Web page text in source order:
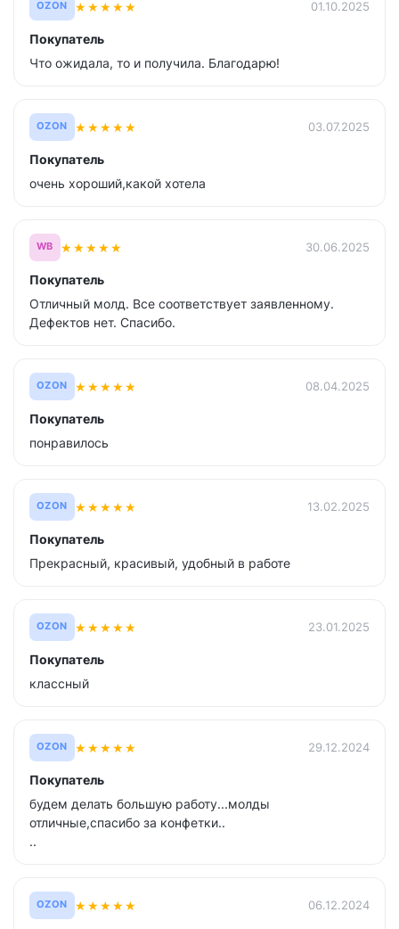
OZON ★★★★★ 01.10.2025
Покупатель
Что ожидала, то и получила. Благодарю!
OZON ★★★★★ 03.07.2025
Покупатель
очень хороший,какой хотела
WB ★★★★★ 30.06.2025
Покупатель
Отличный молд. Все соответствует заявленному.
Дефектов нет. Спасибо.
OZON ★★★★★ 08.04.2025
Покупатель
понравилось
OZON ★★★★★ 13.02.2025
Покупатель
Прекрасный, красивый, удобный в работе
OZON ★★★★★ 23.01.2025
Покупатель
классный
OZON ★★★★★ 29.12.2024
Покупатель
будем делать большую работу...молды
отличные,спасибо за конфетки..
..
OZON ★★★★★ 06.12.2024